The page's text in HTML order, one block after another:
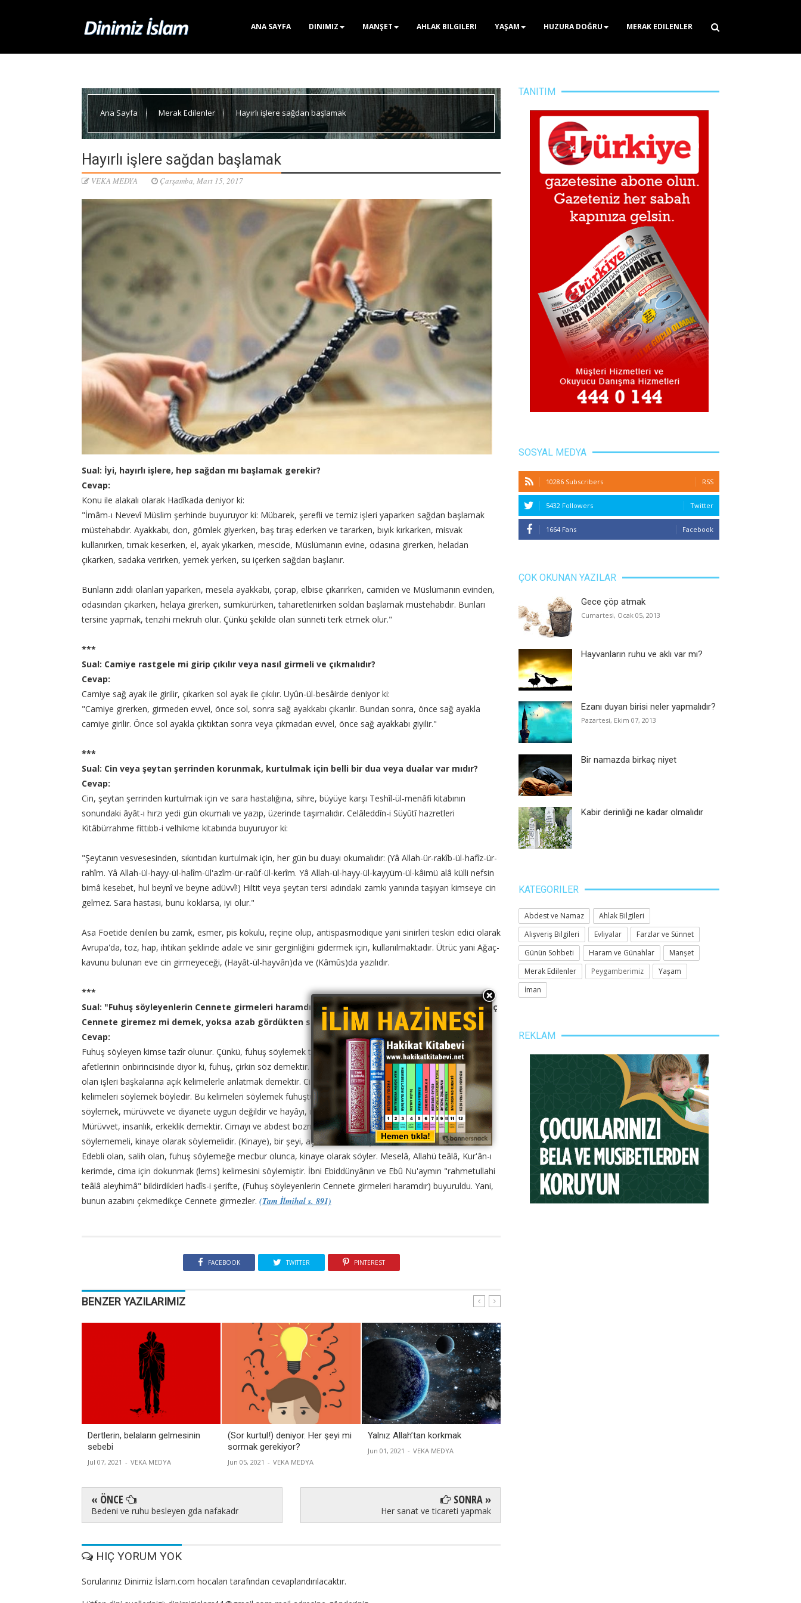
ANA SAYFA DINIMIZ MANŞET AHLAK BILGILERI YAŞAM HUZURA DOĞRU MERAK EDILENLER
Ana Sayfa Merak Edilenler Hayırlı işlere sağdan başlamak
Hayırlı işlere sağdan başlamak
VEKA MEDYA Çarşamba, Mart 15, 2017
Sual: İyi, hayırlı işlere, hep sağdan mı başlamak gerekir?
Cevap:
Konu ile alakalı olarak Hadîkada deniyor ki:
"İmâm-ı Nevevî Müslim şerhinde buyuruyor ki: Mübarek, şerefli ve temiz işleri yaparken sağdan başlamak
müstehabdır. Ayakkabı, don, gömlek giyerken, baş tıraş ederken ve tararken, bıyık kırkarken, misvak
kullanırken, tırnak keserken, el, ayak yıkarken, mescide, Müslümanın evine, odasına girerken, heladan
çıkarken, sadaka verirken, yemek yerken, su içerken sağdan başlanır.
Bunların zıddı olanları yaparken, mesela ayakkabı, çorap, elbise çıkarırken, camiden ve Müslümanın evinden,
odasından çıkarken, helaya girerken, sümkürürken, taharetlenirken soldan başlamak müstehabdır. Bunları
tersine yapmak, tenzihi mekruh olur. Çünkü şekilde olan sünneti terk etmek olur."
***
Sual: Camiye rastgele mi girip çıkılır veya nasıl girmeli ve çıkmalıdır?
Cevap:
Camiye sağ ayak ile girilir, çıkarken sol ayak ile çıkılır. Uyûn-ül-besâirde deniyor ki:
"Camiye girerken, girmeden evvel, önce sol, sonra sağ ayakkabı çıkarılır. Bundan sonra, önce sağ ayakla
camiye girilir. Önce sol ayakla çıktıktan sonra veya çıkmadan evvel, önce sağ ayakkabı giyilir."
***
Sual: Cin veya şeytan şerrinden korunmak, kurtulmak için belli bir dua veya dualar var mıdır?
Cevap:
Cin, şeytan şerrinden kurtulmak için ve sara hastalığına, sihre, büyüye karşı Teshîl-ül-menâfi kitabının
sonundaki âyât-ı hırzı yedi gün okumalı ve yazıp, üzerinde taşımalıdır. Celâleddîn-i Süyûtî hazretleri
Kitâbürrahme fittıbb-i velhikme kitabında buyuruyor ki:
"Şeytanın vesvesesinden, sıkıntıdan kurtulmak için, her gün bu duayı okumalıdır: (Yâ Allah-ür-rakîb-ül-hafîz-ür-
rahîm. Yâ Allah-ül-hayy-ül-halîm-ül'azîm-ür-raûf-ül-kerîm. Yâ Allah-ül-hayy-ül-kayyüm-ül-kâimü alâ külli nefsin
bimâ kesebet, hul beynî ve beyne adüvvî!) Hiltit veya şeytan tersi adındaki zamkı yanında taşıyan kimseye cin
gelmez. Sara hastası, bunu koklarsa, iyi olur."
Asa Foetide denilen bu zamk, esmer, pis kokulu, reçine olup, antispasmodique yani sinirleri teskin edici olarak
Avrupa'da, toz, hap, ihtikan şeklinde adale ve sinir gerginliğini gidermek için, kullanılmaktadır. Ütrüc yani Ağaç-
kavunu bulunan eve cin girmeyeceği, (Hayât-ül-hayvân)da ve (Kâmûs)da yazılıdır.
***
Sual: "Fuhuş söyleyenlerin Cennete girmeleri haramdır" hâdis-i şerifini nasıl anlamalıyız? Yani, hiç
Cennete giremez mi demek, yoksa azab gördükten sonra mı Cennete girer demektir?
Cevap:
Fuhuş söyleyen kimse tazîr olunur. Çünkü, fuhuş söylemek tahrimen mekruhtur. (Hadîka) kitabında, dil
afetlerinin onbirincisinde diyor ki, fuhuş, çirkin söz demektir. Haddi aşan her şeye fâhiş denir. Burada, çirkin
olan işleri başkalarına açık kelimelerle anlatmak demektir. Cima için ve abdest bozmak için kullanılan
kelimeleri söylemek böyledir. Bu kelimeleri söylemek fuhuştur ve tahrimen mekruhtur. Çünkü bunları
söylemek, mürüvvete ve diyanete uygun değildir ve hayâyı, utanmayı giderir ve başkalarını gücendirir.
Mürüvvet, insanlık, erkeklik demektir. Cimayı ve abdest bozmağı anlatmak lâzım olduğu zaman, açık olarak
söylememeli, kinaye olarak söylemelidir. (Kinaye), bir şeyi, açık manaları başka olan kelimelerle anlatmaktır.
Edebli olan, salih olan, fuhuş söylemeğe mecbur olunca, kinaye olarak söyler. Meselâ, Allahü teâlâ, Kur'ân-ı
kerimde, cima için dokunmak (lems) kelimesini söylemiştir. İbni Ebiddünyânın ve Ebû Nu'aymın "rahmetullahi
teâlâ aleyhimâ" bildirdikleri hadîs-i şerifte, (Fuhuş söyleyenlerin Cennete girmeleri haramdır) buyuruldu. Yani,
bunun azabını çekmedikçe Cennete girmezler. (Tam İlmihal s. 891)
FACEBOOK TWITTER PINTEREST
BENZER YAZILARIMIZ
Dertlerin, belaların gelmesinin
sebebi
Jul 07, 2021 - VEKA MEDYA
(Sor kurtul!) deniyor. Her şeyi mi
sormak gerekiyor?
Jun 05, 2021 - VEKA MEDYA
Yalnız Allah’tan korkmak
Jun 01, 2021 - VEKA MEDYA
« ÖNCE
Bedeni ve ruhu besleyen gda nafakadr
SONRA »
Her sanat ve ticareti yapmak
HIÇ YORUM YOK
Sorularınız Dinimiz İslam.com hocaları tarafından cevaplandırılacaktır.
TANITIM
SOSYAL MEDYA
10286 Subscribers RSS
5432 Followers Twitter
1664 Fans Facebook
ÇOK OKUNAN YAZILAR
Gece çöp atmak
Cumartesi, Ocak 05, 2013
Hayvanların ruhu ve aklı var mı?
Ezanı duyan birisi neler yapmalıdır?
Pazartesi, Ekim 07, 2013
Bir namazda birkaç niyet
Kabir derinliği ne kadar olmalıdır
KATEGORILER
Abdest ve Namaz
Ahlak Bilgileri
Alışveriş Bilgileri
Evliyalar
Farzlar ve Sünnet
Günün Sohbeti
Haram ve Günahlar
Manşet
Merak Edilenler
Peygamberimiz
Yaşam
İman
REKLAM